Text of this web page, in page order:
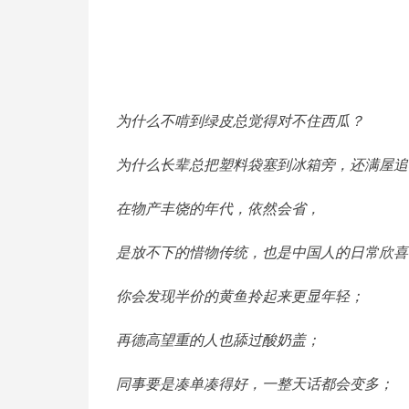
为什么不啃到绿皮总觉得对不住西瓜？
为什么长辈总把塑料袋塞到冰箱旁，还满屋
在物产丰饶的年代，依然会省，
是放不下的惜物传统，也是中国人的日常欣喜
你会发现半价的黄鱼拎起来更显年轻；
再德高望重的人也舔过酸奶盖；
同事要是凑单凑得好，一整天话都会变多；